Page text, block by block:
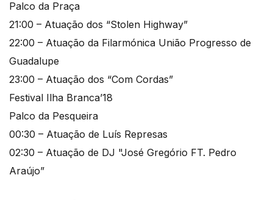
Palco da Praça
21:00 – Atuação dos “Stolen Highway”
22:00 – Atuação da Filarmónica União Progresso de
Guadalupe
23:00 – Atuação dos “Com Cordas”
Festival Ilha Branca’18
Palco da Pesqueira
00:30 – Atuação de Luís Represas
02:30 – Atuação de DJ "José Gregório FT. Pedro
Araújo”